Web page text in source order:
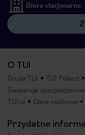
Biura stacjonarne
O TUI
Grupa TUI TUI Poland
Gwarancja
TUI.cz
Dane osobowe
Przydatne